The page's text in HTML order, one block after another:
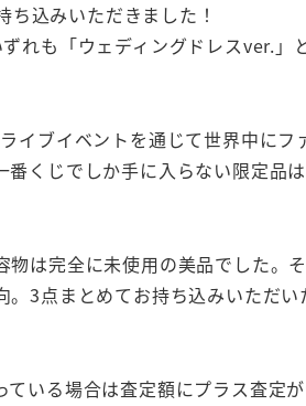
込みいただきました！
も「ウェディングドレスver.」
ブイベントを通じて世界中に
くじでしか手に入らない限定品
は完全に未使用の美品でした。
3点まとめてお持ち込みいただ
いる場合は査定額にプラス査定